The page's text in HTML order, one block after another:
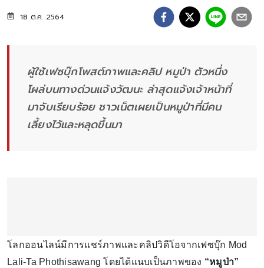
18 ต.ค. 2564
ผู้ใช้เฟซบุ๊กโพสต์ภาพและคลิป หมูป่า ตัวหนึ่ง
โผล่บนทางด่วนแจ้งวัฒนะ ล่าสุดแจ้งเจ้าหน้าที่
มาจับเรียบร้อย ชาวเน็ตเผยเป็นหมูป่าที่มีคน
เลี้ยงไว้และหลุดขึ้นมา
โลกออนไลน์มีการแชร์ภาพและคลิปวิดีโอจากเฟซบุ๊ก Mod
Lali-Ta Phothisawang โดยได้แนบเป็นภาพของ “หมูป่า”